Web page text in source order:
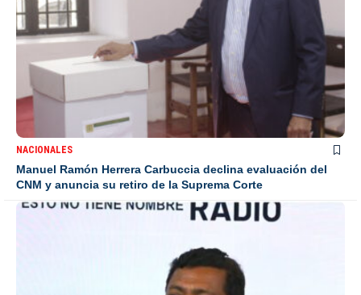
NACIONALES
Manuel Ramón Herrera Carbuccia declina evaluación del
CNM y anuncia su retiro de la Suprema Corte